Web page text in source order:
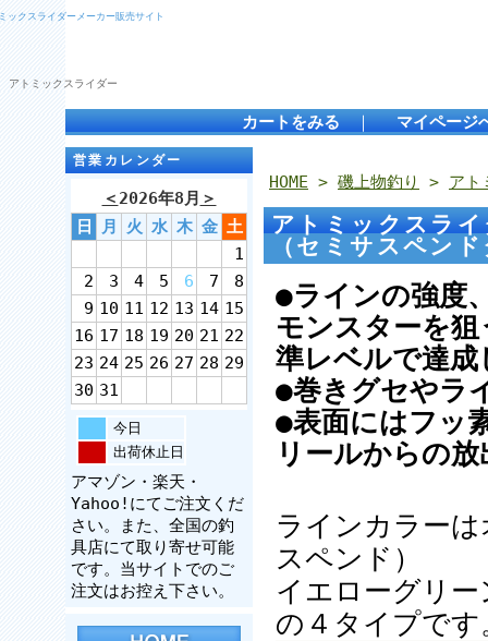
ックスライダーメーカー販売サイト
トミックスライダー
カートをみる ｜ マイページ
営業カレンダー
＜2026年8月 ＞
日
月 火 水 木 金 土
1
2
3 4 5 6 7
8
9 10 11 12 13 14 15
16 17 18 19 20 21 22
23 24 25 26 27 28 29
30 31
今日
出荷休止日
アマゾン・楽天・
Yahoo!にてご注文くだ
さい。また、全国の釣
具店にて取り寄せ可能
です。当サイトでのご
注文はお控え下さい。
HOME > 磯上物釣り > アト
アトミックスラ
（セミサスペン
●ラインの強度
モンスターを
準レベルで達
●巻きグセやラ
●表面にはフッ
リールからの
ラインカラー
スペンド）
イエローグリ
の４タイプです